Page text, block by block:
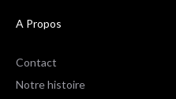
A Propos
Contact
Notre histoire